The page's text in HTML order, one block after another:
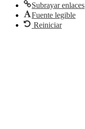
Subrayar enlaces
Fuente legible
Reiniciar